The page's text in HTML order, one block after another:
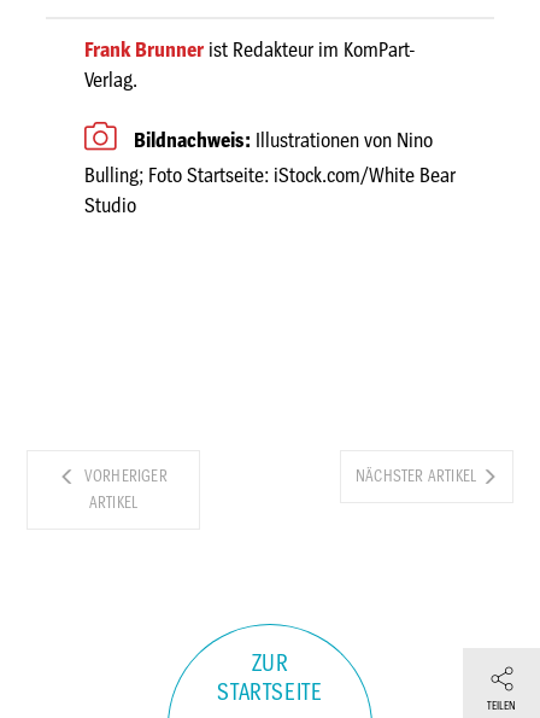
Frank Brunnerist Redakteur im KomPart-
Verlag.
Bildnachweis: Illustrationen von Nino
Bulling; Foto Startseite: iStock.com/White Bear
Studio
VORHERIGER
ARTIKEL
NÄCHSTER ARTIKEL
ZUR
STARTSEITE
TEILEN